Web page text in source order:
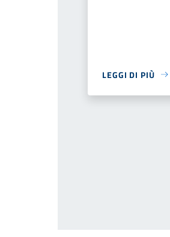
LEGGI DI PIÙ